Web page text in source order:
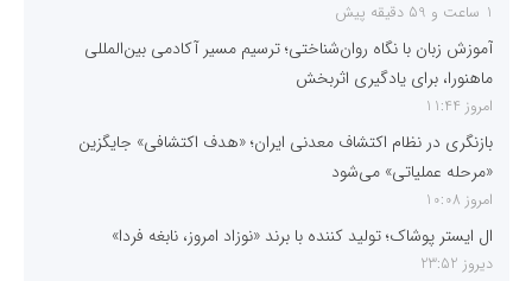
1 ساعت و 59 دقیقه پیش
آموزش زبان با نگاه روان‌شناختی؛ ترسیم مسیر آکادمی بین‌المللی
ماهنورا، برای یادگیری اثربخش
امروز 11:44
بازنگری در نظام اکتشاف معدنی ایران؛ «هدف اکتشافی» جایگزین
«مرحله عملیاتی» می‌شود
امروز 10:08
ال ایستر پوشاک؛ تولید کننده با برند «نوزاد امروز، نابغه فردا»
دیروز 23:52